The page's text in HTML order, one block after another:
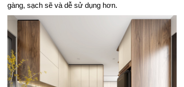
gàng, sạch sẽ và dễ sử dụng hơn.